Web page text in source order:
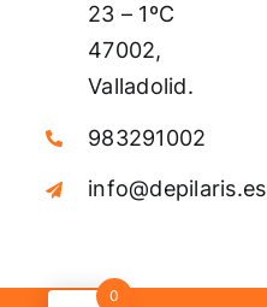
23 – 1ºC
47002,
Valladolid.
983291002
info@depilaris.es
0